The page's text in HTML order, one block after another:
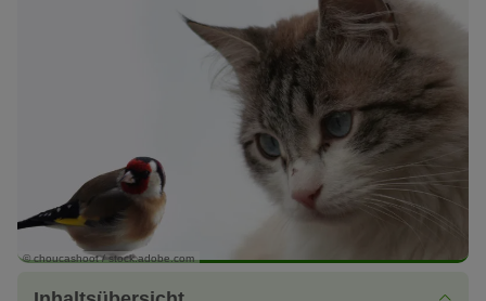
© choucashoot / stock.adobe.com